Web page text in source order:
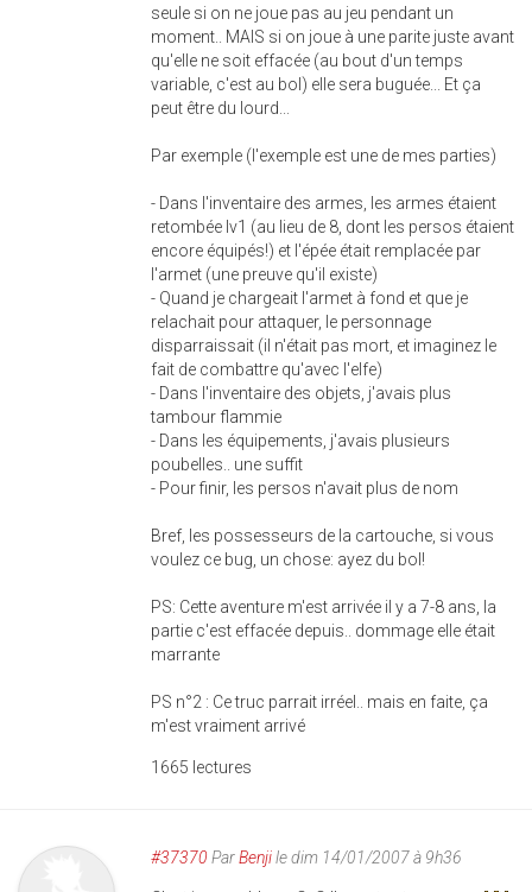
seule si on ne joue pas au jeu pendant un
moment.. MAIS si on joue à une parite juste avant
qu'elle ne soit effacée (au bout d'un temps
variable, c'est au bol) elle sera buguée... Et ça
peut être du lourd...
Par exemple (l'exemple est une de mes parties)
- Dans l'inventaire des armes, les armes étaient
retombée lv1 (au lieu de 8, dont les persos étaient
encore équipés!) et l'épée était remplacée par
l'armet (une preuve qu'il existe)
- Quand je chargeait l'armet à fond et que je
relachait pour attaquer, le personnage
disparraissait (il n'était pas mort, et imaginez le
fait de combattre qu'avec l'elfe)
- Dans l'inventaire des objets, j'avais plus
tambour flammie
- Dans les équipements, j'avais plusieurs
poubelles.. une suffit
- Pour finir, les persos n'avait plus de nom
Bref, les possesseurs de la cartouche, si vous
voulez ce bug, un chose: ayez du bol!
PS: Cette aventure m'est arrivée il y a 7-8 ans, la
partie c'est effacée depuis.. dommage elle était
marrante
PS n°2 : Ce truc parrait irréel.. mais en faite, ça
m'est vraiment arrivé
1665 lectures
#37370 ParBenjile dim 14/01/2007 à 9h36